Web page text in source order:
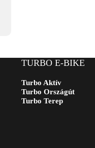
TURBO E-BIKE
Turbo Aktív
Turbo Országút
Turbo Terep